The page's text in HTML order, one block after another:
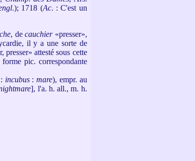
.); 1718 (Ac. : C'est un
, decauchier«presser»,
il y a une sorte de
presser» attesté sous cette
pic. correspondante
incubus:mare), empr. au
], l'a. h. all., m. h.